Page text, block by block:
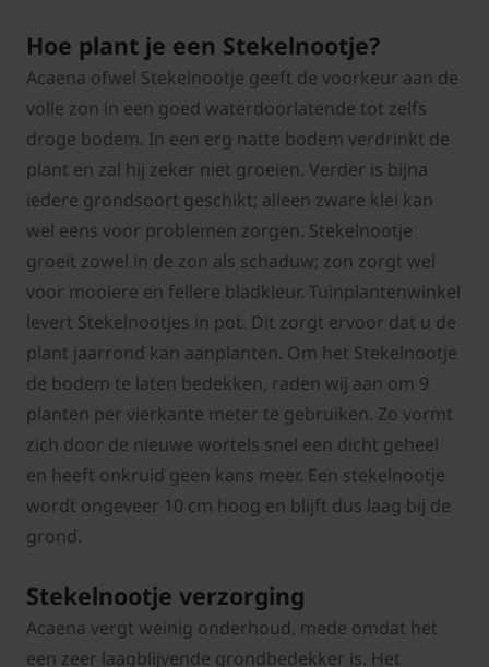
Hoe plant je een Stekelnootje?
Acaena ofwel Stekelnootje geeft de voorkeur aan de
volle zon in een goed waterdoorlatende tot zelfs
droge bodem. In een erg natte bodem verdrinkt de
plant en zal hij zeker niet groeien. Verder is bijna
iedere grondsoort geschikt; alleen zware klei kan
wel eens voor problemen zorgen. Stekelnootje
groeit zowel in de zon als schaduw; zon zorgt wel
voor mooiere en fellere bladkleur. Tuinplantenwinkel
levert Stekelnootjes in pot. Dit zorgt ervoor dat u de
plant jaarrond kan aanplanten. Om het Stekelnootje
de bodem te laten bedekken, raden wij aan om 9
planten per vierkante meter te gebruiken. Zo vormt
zich door de nieuwe wortels snel een dicht geheel
en heeft onkruid geen kans meer. Een stekelnootje
wordt ongeveer 10 cm hoog en blijft dus laag bij de
grond.
Stekelnootje verzorging
Acaena vergt weinig onderhoud, mede omdat het
een zeer laagblijvende grondbedekker is. Het